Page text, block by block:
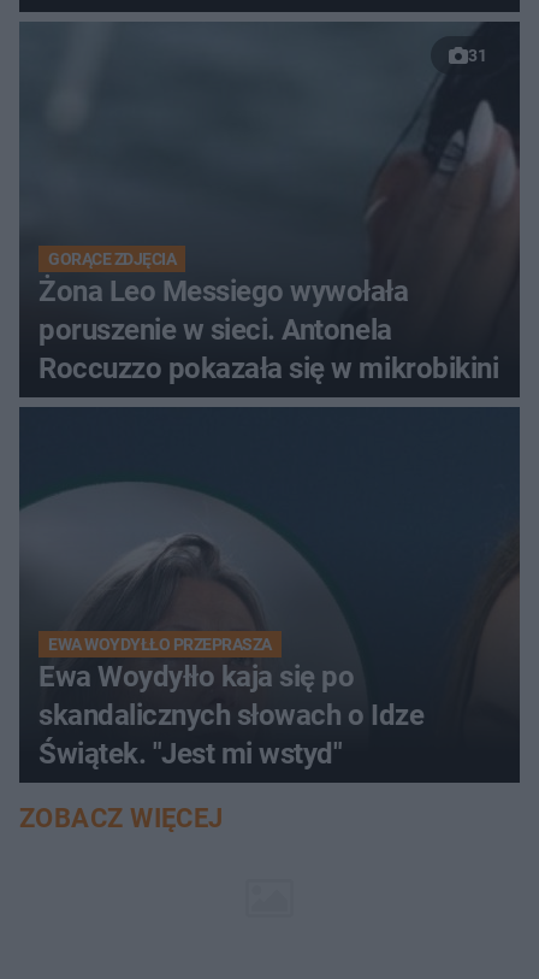
31
GORĄCE ZDJĘCIA
Żona Leo Messiego wywołała
poruszenie w sieci. Antonela
Roccuzzo pokazała się w mikrobikini
EWA WOYDYŁŁO PRZEPRASZA
Ewa Woydyłło kaja się po
skandalicznych słowach o Idze
Świątek. "Jest mi wstyd"
ZOBACZ WIĘCEJ